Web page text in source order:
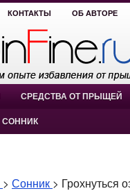
КОНТАКТЫ ОБ АВТОРЕ
СРЕДСТВА ОТ ПРЫЩЕЙ
СОННИК
> Сонник > Грохнуться